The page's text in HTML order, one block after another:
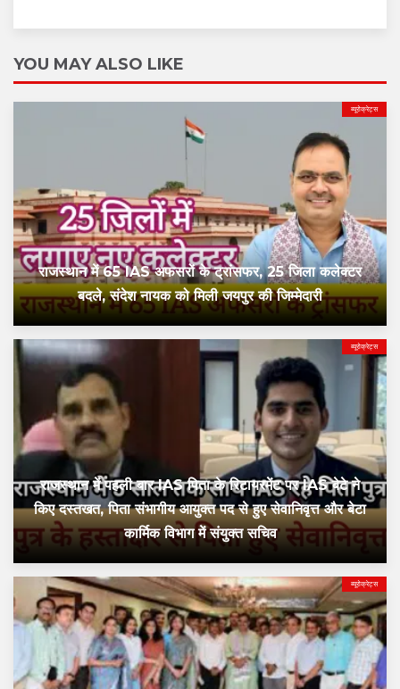
YOU MAY ALSO LIKE
ब्यूरोक्रेट्स
राजस्थान में 65 IAS अफसरों के ट्रांसफर, 25 जिला कलेक्टर
बदले, संदेश नायक को मिली जयपुर की जिम्मेदारी
ब्यूरोक्रेट्स
राजस्थान में पहली बार IAS पिता के रिटायरमेंट पर IAS बेटे ने
किए दस्तखत, पिता संभागीय आयुक्त पद से हुए सेवानिवृत्त और बेटा
कार्मिक विभाग में संयुक्त सचिव
ब्यूरोक्रेट्स